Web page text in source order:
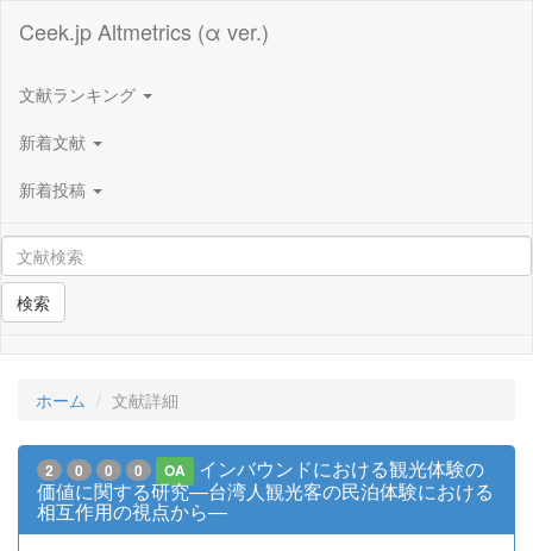
Ceek.jp Altmetrics (α ver.)
文献ランキング
新着文献
新着投稿
検索
ホーム 文献詳細
2 0 0 0 OA
インバウンドにおける観光体験の
価値に関する研究―台湾人観光客の民泊体験における
相互作用の視点から―